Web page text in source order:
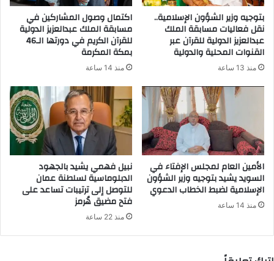
ر
و
ن
ي
بتوجيه وزير الشؤون الإسلامية..
نقل فعاليات مسابقة الملك
عبدالعزيز الدولية للقرآن عبر
القنوات المحلية والدولية
منذ 13 ساعة
اكتمال وصول المشاركين في
مسابقة الملك عبدالعزيز الدولية
للقرآن الكريم في دورتها الـ46
بمكة المكرمة
منذ 14 ساعة
الأمين العام لمجلس الإفتاء في
السويد يشيد بتوجيه وزير الشؤون
الإسلامية لضبط الخطاب الدعوي
منذ 14 ساعة
نبيل فهمي يشيد بالجهود
الدبلوماسية لسلطنة عمان
للتوصل إلى ترتيبات تساعد على
فتح مضيق هُرمز
منذ 22 ساعة